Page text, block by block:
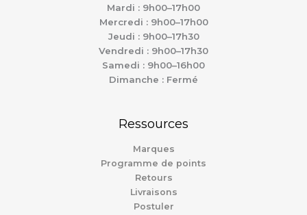
Mardi : 9h00–17h00
Mercredi : 9h00–17h00
Jeudi : 9h00–17h30
Vendredi : 9h00–17h30
Samedi : 9h00–16h00
Dimanche : Fermé
Ressources
Marques
Programme de points
Retours
Livraisons
Postuler